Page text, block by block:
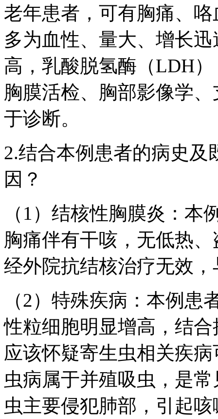
老年患者，可有胸痛、
多为血性、量大、增长
高，乳酸脱氢酶（LDH
胸膜活检、胸部影像学
于诊断。
2.结合本例患者的病史
因？
（1）结核性胸膜炎：
胸痛伴有干咳，无低热
经外院抗结核治疗无效
（2）特殊疾病：本例
性粒细胞明显增高，结
应该怀疑寄生虫相关疾
虫病属于并殖吸虫，是
虫主要侵犯肺部，引起